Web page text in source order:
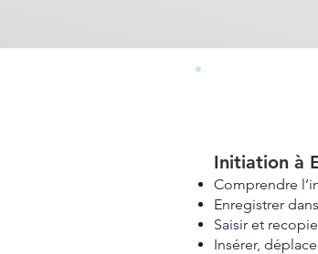
Initiation à
Comprendre
Enregistrer
Saisir et
Insérer,